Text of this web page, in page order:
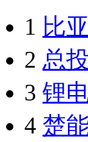
1 比
2 总
3 锂
4 楚